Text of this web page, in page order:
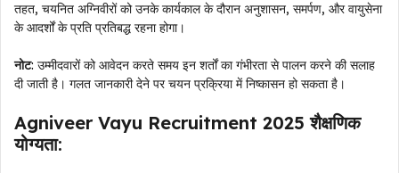
तहत, चयनित अग्निवीरों को उनके कार्यकाल के दौरान अनुशासन, समर्पण, और वायुसेना
के आदर्शों के प्रति प्रतिबद्ध रहना होगा।
नोट: उम्मीदवारों को आवेदन करते समय इन शर्तों का गंभीरता से पालन करने की सलाह
दी जाती है। गलत जानकारी देने पर चयन प्रक्रिया में निष्कासन हो सकता है।
Agniveer Vayu Recruitment 2025 शैक्षणिक
योग्यता: